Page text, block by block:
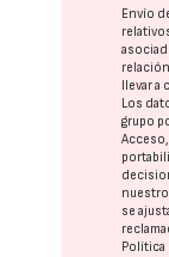
Envío
llevar
Los
grupo
nuestro
se
Política